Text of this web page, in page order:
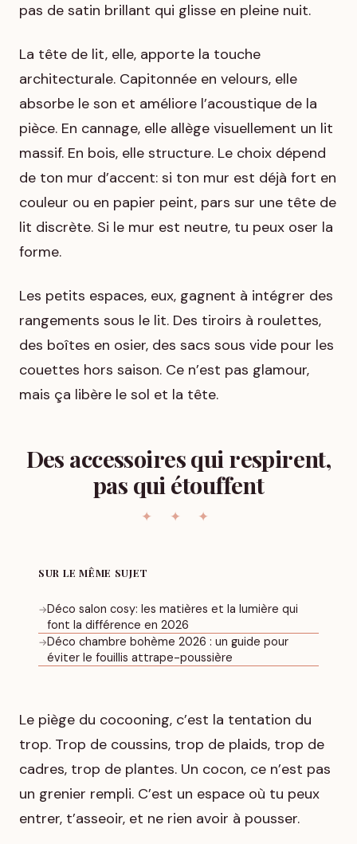
pas de satin brillant qui glisse en pleine nuit.
La tête de lit, elle, apporte la touche
architecturale. Capitonnée en velours, elle
absorbe le son et améliore l’acoustique de la
pièce. En cannage, elle allège visuellement un lit
massif. En bois, elle structure. Le choix dépend
de ton mur d’accent: si ton mur est déjà fort en
couleur ou en papier peint, pars sur une tête de
lit discrète. Si le mur est neutre, tu peux oser la
forme.
Les petits espaces, eux, gagnent à intégrer des
rangements sous le lit. Des tiroirs à roulettes,
des boîtes en osier, des sacs sous vide pour les
couettes hors saison. Ce n’est pas glamour,
mais ça libère le sol et la tête.
Des accessoires qui respirent,
pas qui étouffent
SUR LE MÊME SUJET
→Déco salon cosy: les matières et la lumière qui
font la différence en 2026
→Déco chambre bohème 2026 : un guide pour
éviter le fouillis attrape-poussière
Le piège du cocooning, c’est la tentation du
trop. Trop de coussins, trop de plaids, trop de
cadres, trop de plantes. Un cocon, ce n’est pas
un grenier rempli. C’est un espace où tu peux
entrer, t’asseoir, et ne rien avoir à pousser.